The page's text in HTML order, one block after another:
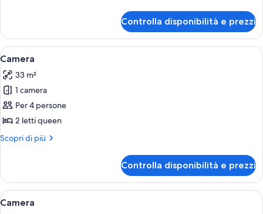
Controlla disponibilità e prezzi
Apri
tutte
le
foto
per
Camera
Una camera d'albergo con un letto
4
Camera
33 m²
1 camera
Per 4 persone
2 letti queen
Scopri di più
Altri
Controlla disponibilità e prezzi
Apri
tutte
Una moderna camera d'hotel con
7
Camera